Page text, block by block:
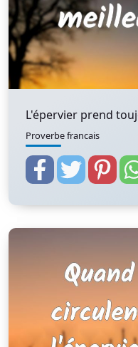
L'épervier prend
Proverbe francais